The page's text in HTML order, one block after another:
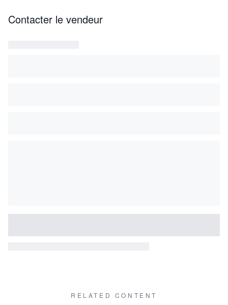
Contacter le vendeur
RELATED CONTENT